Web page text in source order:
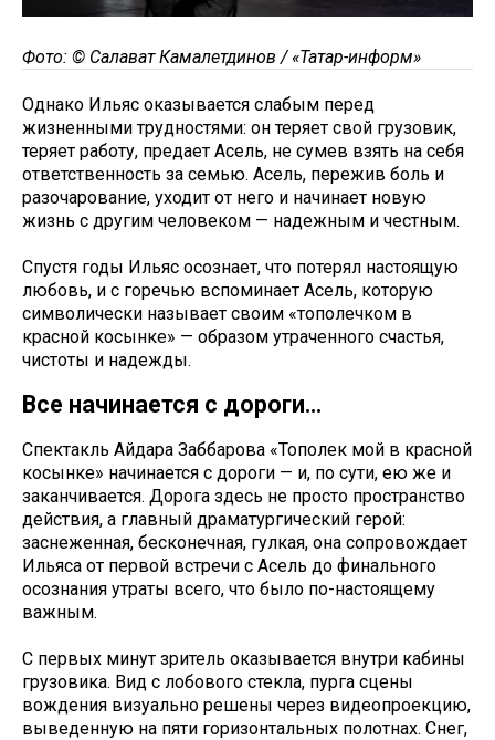
Фото: © Салават Камалетдинов / «Татар-информ»
Однако Ильяс оказывается слабым перед
жизненными трудностями: он теряет свой грузовик,
теряет работу, предает Асель, не сумев взять на себя
ответственность за семью. Асель, пережив боль и
разочарование, уходит от него и начинает новую
жизнь с другим человеком — надежным и честным.
Спустя годы Ильяс осознает, что потерял настоящую
любовь, и с горечью вспоминает Асель, которую
символически называет своим «тополечком в
красной косынке» — образом утраченного счастья,
чистоты и надежды.
Все начинается с дороги…
Спектакль Айдара Заббарова «Тополек мой в красной
косынке» начинается с дороги — и, по сути, ею же и
заканчивается. Дорога здесь не просто пространство
действия, а главный драматургический герой:
заснеженная, бесконечная, гулкая, она сопровождает
Ильяса от первой встречи с Асель до финального
осознания утраты всего, что было по-настоящему
важным.
С первых минут зритель оказывается внутри кабины
грузовика. Вид с лобового стекла, пурга сцены
вождения визуально решены через видеопроекцию,
выведенную на пяти горизонтальных полотнах. Снег,